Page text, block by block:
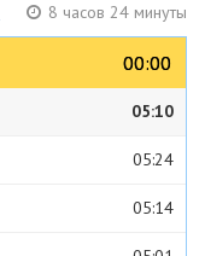
8 часов 24 минуты
00:00
00:00
05:10
05:24
05:14